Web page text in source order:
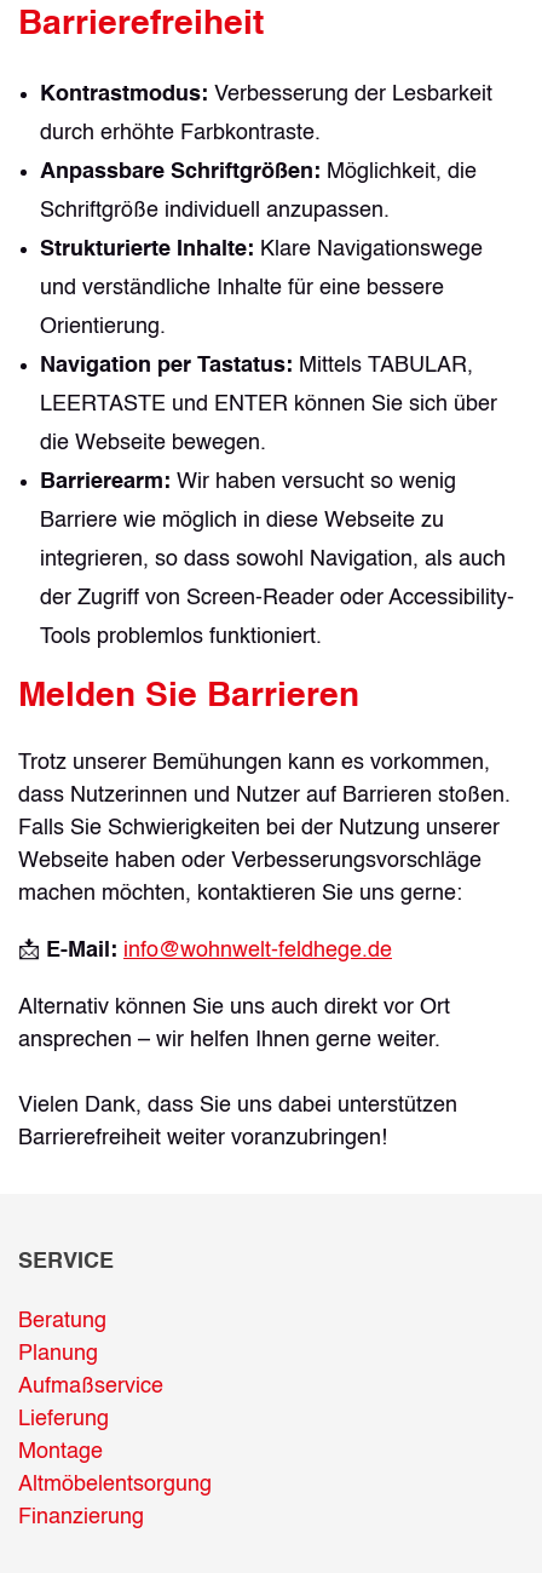
Barrierefreiheit
Kontrastmodus: Verbesserung der Lesbarkeit
durch erhöhte Farbkontraste.
Anpassbare Schriftgrößen: Möglichkeit, die
Schriftgröße individuell anzupassen.
Strukturierte Inhalte: Klare Navigationswege
und verständliche Inhalte für eine bessere
Orientierung.
Navigation per Tastatus: Mittels TABULAR,
LEERTASTE und ENTER können Sie sich über
die Webseite bewegen.
Barrierearm: Wir haben versucht so wenig
Barriere wie möglich in diese Webseite zu
integrieren, so dass sowohl Navigation, als auch
der Zugriff von Screen-Reader oder Accessibility-
Tools problemlos funktioniert.
Melden Sie Barrieren
Trotz unserer Bemühungen kann es vorkommen,
dass Nutzerinnen und Nutzer auf Barrieren stoßen.
Falls Sie Schwierigkeiten bei der Nutzung unserer
Webseite haben oder Verbesserungsvorschläge
machen möchten, kontaktieren Sie uns gerne:
📩 E-Mail: info@wohnwelt-feldhege.de
Alternativ können Sie uns auch direkt vor Ort
ansprechen – wir helfen Ihnen gerne weiter.
Vielen Dank, dass Sie uns dabei unterstützen
Barrierefreiheit weiter voranzubringen!
SERVICE
Beratung
Planung
Aufmaßservice
Lieferung
Montage
Altmöbelentsorgung
Finanzierung